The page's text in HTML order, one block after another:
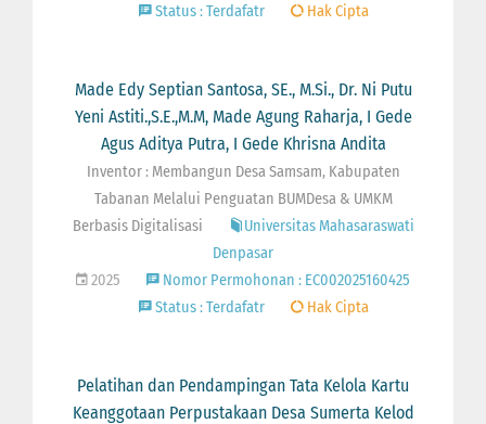
Status : Terdafatr
Hak Cipta
Made Edy Septian Santosa, SE., M.Si., Dr. Ni Putu
Yeni Astiti.,S.E.,M.M, Made Agung Raharja, I Gede
Agus Aditya Putra, I Gede Khrisna Andita
Inventor : Membangun Desa Samsam, Kabupaten
Tabanan Melalui Penguatan BUMDesa & UMKM
Berbasis Digitalisasi
Universitas Mahasaraswati
Denpasar
2025
Nomor Permohonan : EC002025160425
Status : Terdafatr
Hak Cipta
Pelatihan dan Pendampingan Tata Kelola Kartu
Keanggotaan Perpustakaan Desa Sumerta Kelod